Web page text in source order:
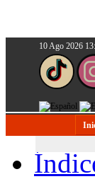
10 Ago 2026